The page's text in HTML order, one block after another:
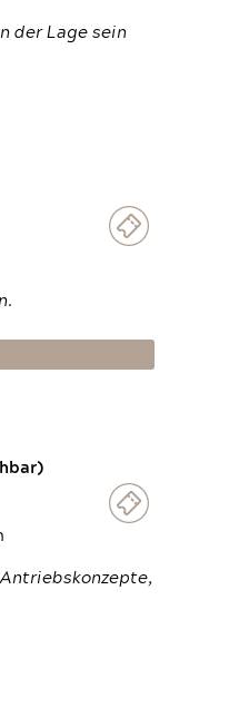
der Lage sein